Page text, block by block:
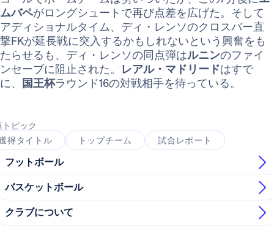
ムバペがロングシュートで再び点差を広げた。そして
アディショナルタイム、ディ・レンソのクロスバー直
撃FKが延長戦に突入するかもしれないという興奮をも
たらせるも、ディ・レンソの同点弾はルニンのファイ
ンセーブに阻止された。 レアル・マドリードはすで
に、
国王杯ラウンド16の対戦相手を待っている。
トピック
得タイトル
トップチーム 試合レポート
フットボール
バスケットボール
クラブについて